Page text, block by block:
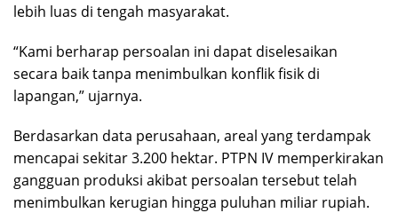
lebih luas di tengah masyarakat.
“Kami berharap persoalan ini dapat diselesaikan
secara baik tanpa menimbulkan konflik fisik di
lapangan,” ujarnya.
Berdasarkan data perusahaan, areal yang terdampak
mencapai sekitar 3.200 hektar. PTPN IV memperkirakan
gangguan produksi akibat persoalan tersebut telah
menimbulkan kerugian hingga puluhan miliar rupiah.